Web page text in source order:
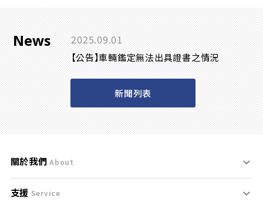
News 2025.09.01
【公告】車輛鑑定無法出具證書之情況
新聞列表
關於我們 About
刊登規範
支援 Service